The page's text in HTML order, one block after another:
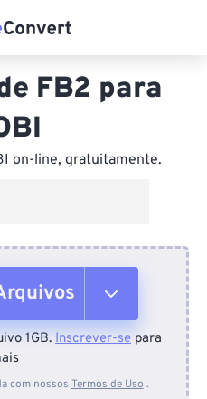
FB2 para
on-line, gratuitamente.
1GB. Inscrever-se para
com nossos Termos de Uso .